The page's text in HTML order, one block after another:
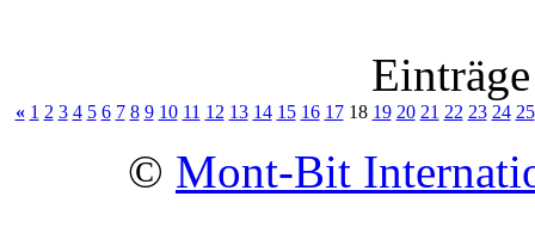
« 1 2 3 4 5 6 7 8 9 10 11 12 13 14 15 16 1718 19 20 21 22 23 24 25
© Mont-Bit